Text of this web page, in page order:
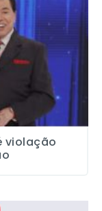
violação
imprensa